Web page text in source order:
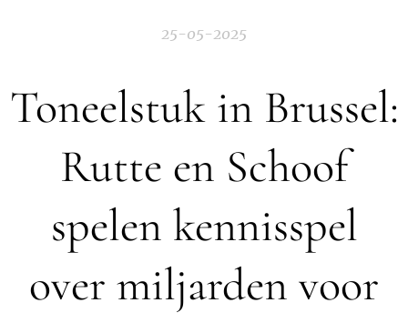
25-05-2025
Toneelstuk in Brussel:
Rutte en Schoof
spelen kennisspel
over miljarden voor